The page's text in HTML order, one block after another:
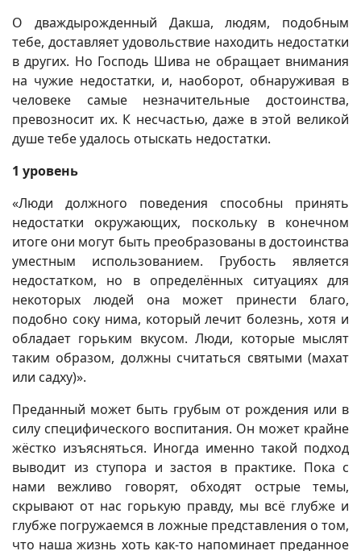
О дваждырожденный Дакша, людям, подобным
тебе, доставляет удовольствие находить недостатки
в других. Но Господь Шива не обращает внимания
на чужие недостатки, и, наоборот, обнаруживая в
человеке самые незначительные достоинства,
превозносит их. К несчастью, даже в этой великой
душе тебе удалось отыскать недостатки.
1 уровень
«Люди должного поведения способны принять
недостатки окружающих, поскольку в конечном
итоге они могут быть преобразованы в достоинства
уместным использованием. Грубость является
недостатком, но в определённых ситуациях для
некоторых людей она может принести благо,
подобно соку нима, который лечит болезнь, хотя и
обладает горьким вкусом. Люди, которые мыслят
таким образом, должны считаться святыми (махат
или садху)».
Преданный может быть грубым от рождения или в
силу специфического воспитания. Он может крайне
жёстко изъясняться. Иногда именно такой подход
выводит из ступора и застоя в практике. Пока с
нами вежливо говорят, обходят острые темы,
скрывают от нас горькую правду, мы всё глубже и
глубже погружаемся в ложные представления о том,
что наша жизнь хоть как-то напоминает преданное